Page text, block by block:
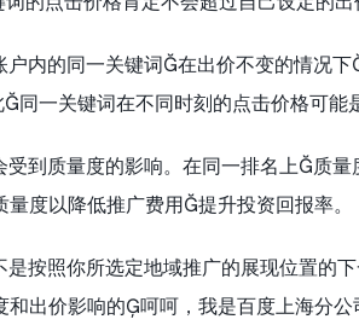
户内的同一关键词在出价不变的情况
同一关键词在不同时刻的点击价格可能
受到质量度的影响。在同一排名上质
量度以降低推广费用提升投资回报率。
是按照你所选定地域推广的展现位置的
和出价影响的呵呵，我是百度上海分